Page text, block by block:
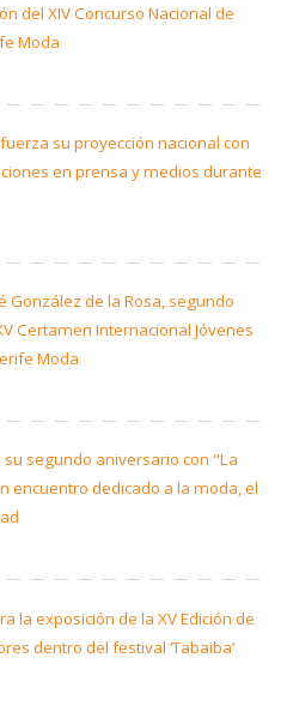
del XIV Concurso Nacional de
Moda
su proyección nacional con
en prensa y medios durante
González de la Rosa, segundo
Certamen Internacional Jóvenes
Moda
segundo aniversario con "La
encuentro dedicado a la moda, el
la exposición de la XV Edición de
dentro del festival ‘Tabaiba’